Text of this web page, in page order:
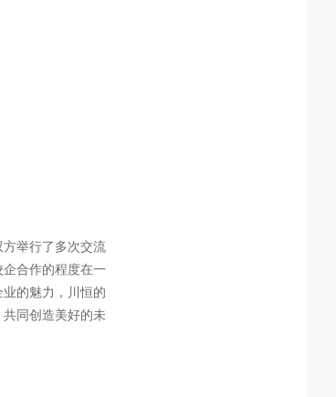
举行了多次交流
合作的程度在一
的魅力，川恒的
同创造美好的未